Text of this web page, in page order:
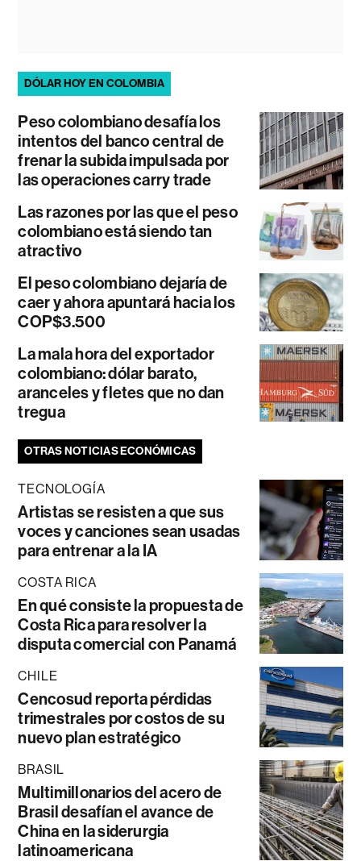
DÓLAR HOY EN COLOMBIA
Peso colombiano desafía los
intentos del banco central de
frenar la subida impulsada por
las operaciones carry trade
Las razones por las que el peso
colombiano está siendo tan
atractivo
El peso colombiano dejaría de
caer y ahora apuntará hacia los
COP$3.500
La mala hora del exportador
colombiano: dólar barato,
aranceles y fletes que no dan
tregua
OTRAS NOTICIAS ECONÓMICAS
TECNOLOGÍA
Artistas se resisten a que sus
voces y canciones sean usadas
para entrenar a la IA
COSTA RICA
En qué consiste la propuesta de
Costa Rica para resolver la
disputa comercial con Panamá
CHILE
Cencosud reporta pérdidas
trimestrales por costos de su
nuevo plan estratégico
BRASIL
Multimillonarios del acero de
Brasil desafían el avance de
China en la siderurgia
latinoamericana